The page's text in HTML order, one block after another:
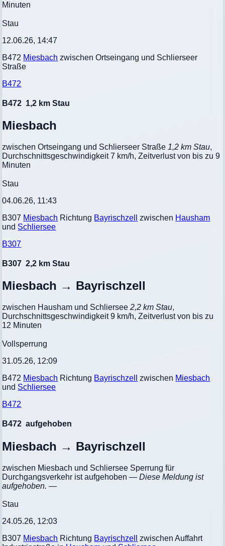
Minuten
Stau
12.06.26, 14:47
B472 Miesbach zwischen Ortseingang und Schlierseer
Straße
B472
B472 1,2 km Stau
Miesbach
zwischen Ortseingang und Schlierseer Straße 1,2 km Stau,
Durchschnittsgeschwindigkeit 7 km/h, Zeitverlust von bis zu 9
Minuten
Stau
04.06.26, 11:43
B307 Miesbach Richtung Bayrischzell zwischen Hausham
und Schliersee
B307
B307 2,2 km Stau
Miesbach → Bayrischzell
zwischen Hausham und Schliersee2,2 km Stau,
Durchschnittsgeschwindigkeit 9 km/h, Zeitverlust von bis zu
12 Minuten
Vollsperrung
31.05.26, 12:09
B472 Miesbach Richtung Bayrischzell zwischen Miesbach
und Schliersee
B472
B472 aufgehoben
Miesbach → Bayrischzell
zwischen Miesbach und Schliersee Sperrung für
Durchgangsverkehr ist aufgehoben— Diese Meldung ist
aufgehoben. —
Stau
24.05.26, 12:03
B307 Miesbach Richtung Bayrischzell
zwischen Auffahrt